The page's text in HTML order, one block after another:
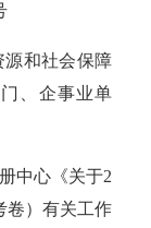
源和社会保障
、企事业单
中心《关于2
卷）有关工作